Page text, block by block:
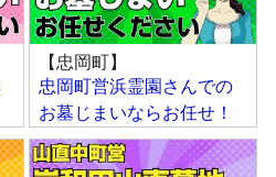
【忠岡町】
忠岡町営浜霊園さんでの
お墓じまいならお任せ！